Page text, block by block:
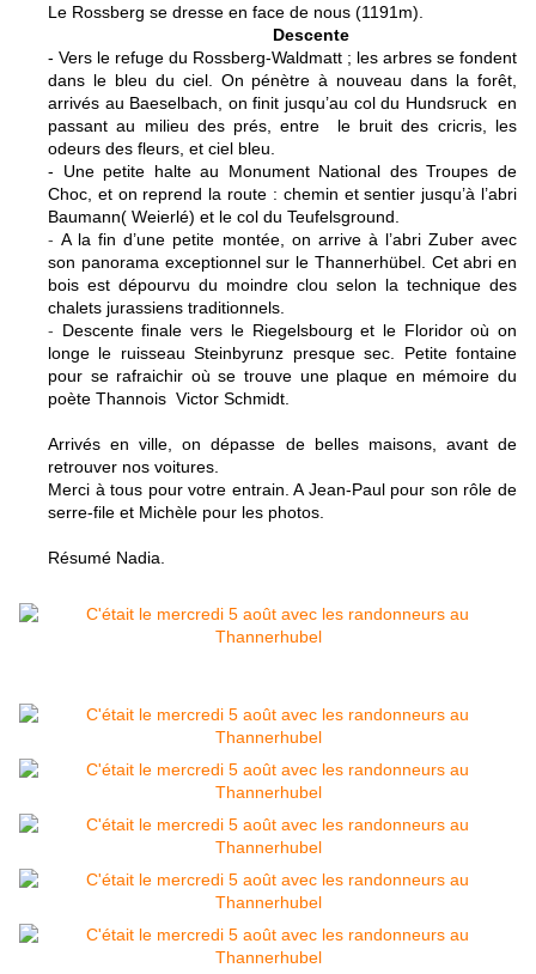
Le Rossberg se dresse en face de nous (1191m).
Descente
- Vers le refuge du Rossberg-Waldmatt ; les arbres se fondent
dans le bleu du ciel. On pénètre à nouveau dans la forêt,
arrivés au Baeselbach, on finit jusqu’au col du Hundsruck en
passant au milieu des prés, entre le bruit des cricris, les
odeurs des fleurs, et ciel bleu.
- Une petite halte au Monument National des Troupes de
Choc, et on reprend la route : chemin et sentier jusqu’à l’abri
Baumann( Weierlé) et le col du Teufelsground.
-A la fin d’une petite montée, on arrive à l’abri Zuber avec
son panorama exceptionnel sur le Thannerhübel. Cet abri en
bois est dépourvu du moindre clou selon la technique des
chalets jurassiens traditionnels.
- Descente finale vers le Riegelsbourg et le Floridor où on
longe le ruisseau Steinbyrunz presque sec. Petite fontaine
pour se rafraichir où se trouve une plaque en mémoire du
poète Thannois Victor Schmidt.
Arrivés en ville, on dépasse de belles maisons, avant de
retrouver nos voitures.
Merci à tous pour votre entrain. A Jean-Paul pour son rôle de
serre-file et Michèle pour les photos.
Résumé Nadia.